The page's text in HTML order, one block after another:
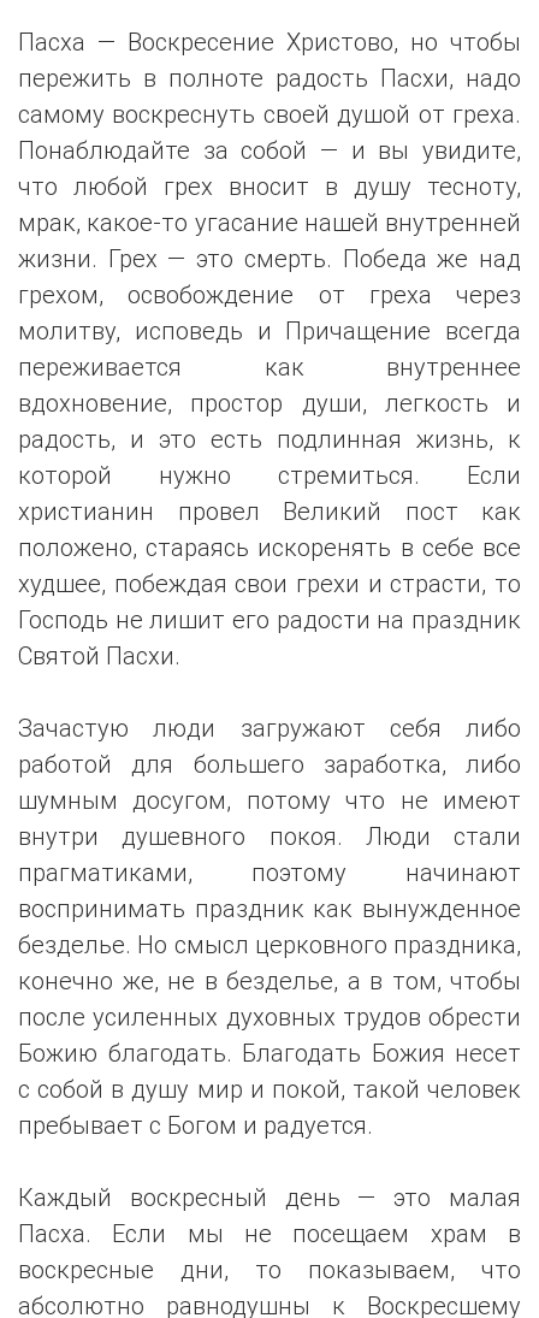
Пасха — Воскресение Христово, но чтобы
пережить в полноте радость Пасхи, надо
самому воскреснуть своей душой от греха.
Понаблюдайте за собой — и вы увидите,
что любой грех вносит в душу тесноту,
мрак, какое-то угасание нашей внутренней
жизни. Грех — это смерть. Победа же над
грехом, освобождение от греха через
молитву, исповедь и Причащение всегда
переживается как внутреннее
вдохновение, простор души, легкость и
радость, и это есть подлинная жизнь, к
которой нужно стремиться. Если
христианин провел Великий пост как
положено, стараясь искоренять в себе все
худшее, побеждая свои грехи и страсти, то
Господь не лишит его радости на праздник
Святой Пасхи.
Зачастую люди загружают себя либо
работой для большего заработка, либо
шумным досугом, потому что не имеют
внутри душевного покоя. Люди стали
прагматиками, поэтому начинают
воспринимать праздник как вынужденное
безделье. Но смысл церковного праздника,
конечно же, не в безделье, а в том, чтобы
после усиленных духовных трудов обрести
Божию благодать. Благодать Божия несет
с собой в душу мир и покой, такой человек
пребывает с Богом и радуется.
Каждый воскресный день — это малая
Пасха. Если мы не посещаем храм в
воскресные дни, то показываем, что
абсолютно равнодушны к Воскресшему